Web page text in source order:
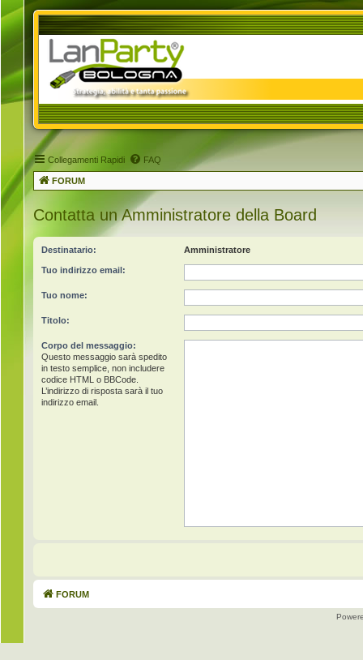
Collegamenti Rapidi FAQ
FORUM
Contatta un Amministratore della Board
Destinatario: Amministratore
Tuo indirizzo email:
Tuo nome:
Titolo:
Corpo del messaggio:
Questo messaggio sarà spedito
in testo semplice, non includere
codice HTML o BBCode.
L’indirizzo di risposta sarà il tuo
indirizzo email.
FORUM